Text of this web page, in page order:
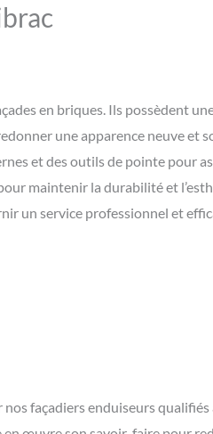
en briques. Ils possèdent
une apparence neuve et
et des outils de pointe pour
maintenir la durabilité et
un service professionnel et
façadiers enduiseurs